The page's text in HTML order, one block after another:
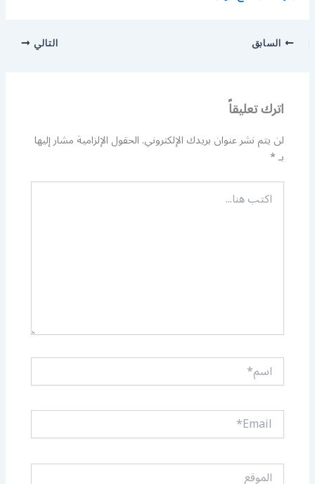
السابق التالي
اترك تعليقاً
لن يتم نشر عنوان بريدك الإلكتروني.الحقول الإلزامية مشار إليها
بـ*
اكتب
هنا...
اسم*
Email*
الموقع